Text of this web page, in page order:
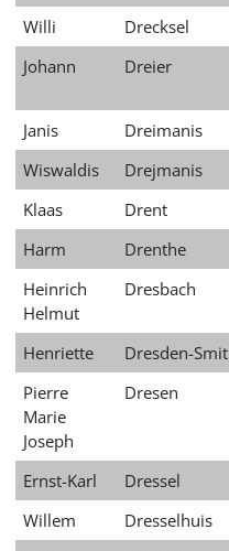
Willi
Drecksel
Johann
Dreier
Janis
Dreimanis
Wiswaldis
Drejmanis
Klaas
Drent
Harm
Drenthe
Heinrich
Helmut
Dresbach
Henriette Dresden-Smit
Pierre
Marie
Joseph
Dresen
Ernst-Karl Dressel
Willem
Dresselhuis